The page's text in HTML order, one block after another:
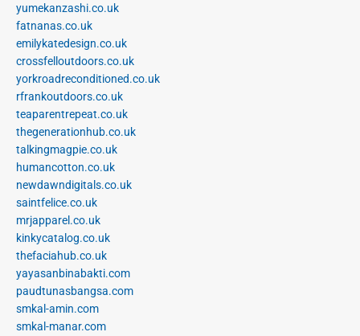
yumekanzashi.co.uk
fatnanas.co.uk
emilykatedesign.co.uk
crossfelloutdoors.co.uk
yorkroadreconditioned.co.uk
rfrankoutdoors.co.uk
teaparentrepeat.co.uk
thegenerationhub.co.uk
talkingmagpie.co.uk
humancotton.co.uk
newdawndigitals.co.uk
saintfelice.co.uk
mrjapparel.co.uk
kinkycatalog.co.uk
thefaciahub.co.uk
yayasanbinabakti.com
paudtunasbangsa.com
smkal-amin.com
smkal-manar.com